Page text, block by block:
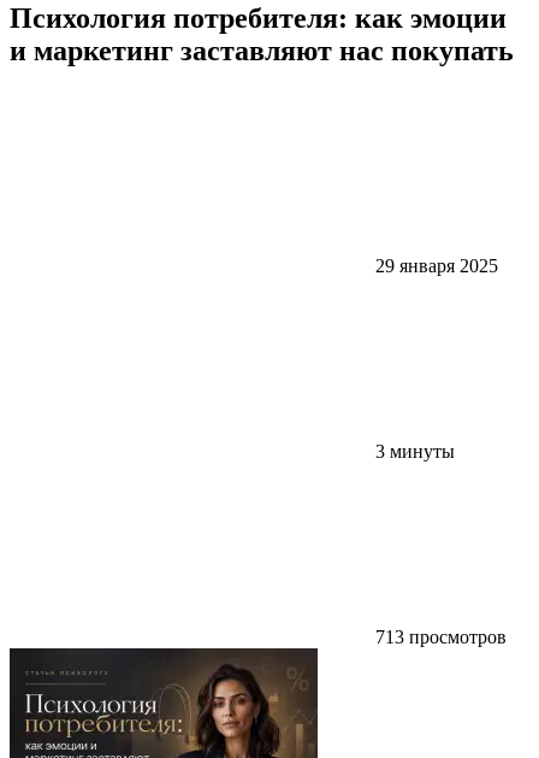
Психология потребителя: как эмоции
и маркетинг заставляют нас покупать
29 января 2025
3 минуты
713 просмотров